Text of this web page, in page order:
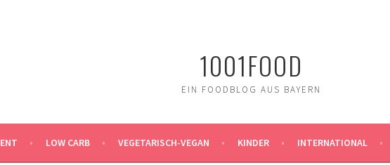
1001FOOD
EIN FOODBLOG AUS BAYERN
LOW CARB VEGETARISCH-VEGAN KINDER INTERNATIONAL